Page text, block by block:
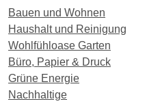
Bauen und Wohnen
Haushalt und Reinigung
Wohlfühloase Garten
Büro, Papier & Druck
Grüne Energie
Nachhaltige